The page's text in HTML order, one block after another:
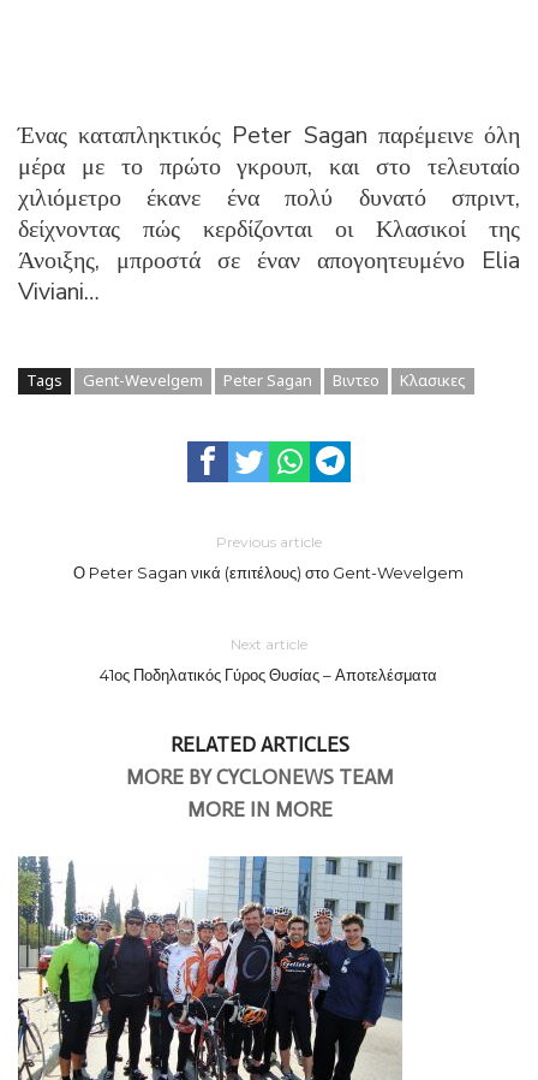
Ένας καταπληκτικός Peter Sagan παρέμεινε όλη
μέρα με το πρώτο γκρουπ, και στο τελευταίο
χιλιόμετρο έκανε ένα πολύ δυνατό σπριντ,
δείχνοντας πώς κερδίζονται οι Κλασικοί της
Άνοιξης, μπροστά σε έναν απογοητευμένο Elia
Viviani…
Tags Gent-Wevelgem Peter Sagan Βιντεο Κλασικες
Previous article
Ο Peter Sagan νικά (επιτέλους) στο Gent-Wevelgem
Next article
41ος Ποδηλατικός Γύρος Θυσίας – Αποτελέσματα
RELATED ARTICLES
MORE BY CYCLONEWS TEAM
MORE IN MORE